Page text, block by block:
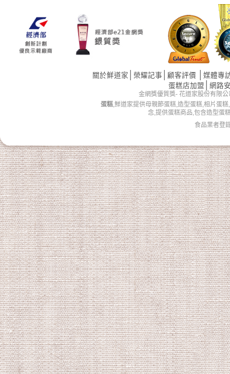
關於鮮道家 榮耀記事 顧客評價
媒體專
蛋糕店加盟
網路
金網獎優質獎- 花道家股份有限
蛋糕,鮮道家提供母親節蛋糕,造型蛋糕,相片蛋
念,提供蛋糕商品,包含造型蛋
食品業者登